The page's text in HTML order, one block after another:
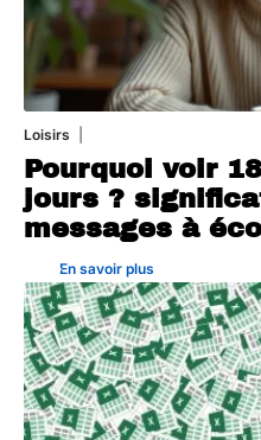
Loisirs
Pourquoi voir
jours ?
messages à
En savoir plus